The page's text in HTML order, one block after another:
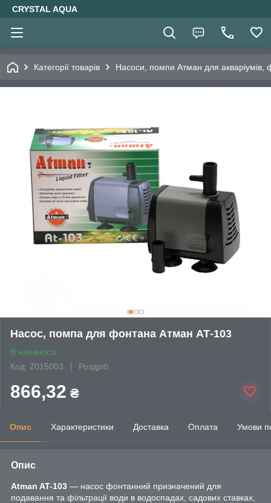
CRYSTAL AQUA
Категорії товарів Насоси, помпи Атман для акваріумів,
Насос, помпа для фонтана Атман АТ-103
В наявності
Код: 2015003
Роздріб
866,32 ₴
Опис Характеристики Доставка Оплата Умови
Опис
Atman AT-103 ― насос фонтанний призначений для
подавання та фільтрації води в водоспадах, садових ставках,